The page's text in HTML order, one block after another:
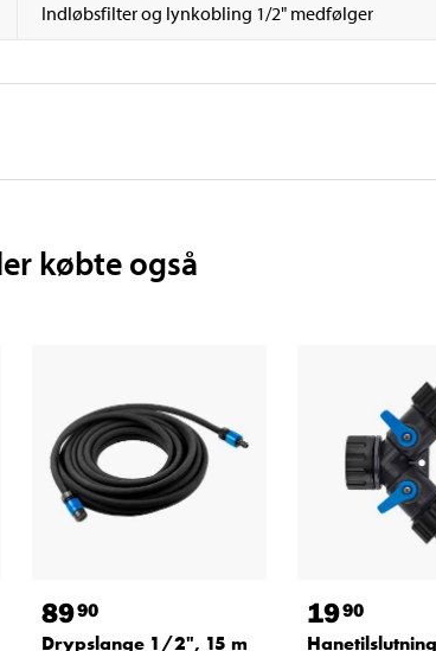
Indløbsfilter og lynkobling 1/2" medfølger
købte også
8990
Drypslange 1/2", 15 m
1990